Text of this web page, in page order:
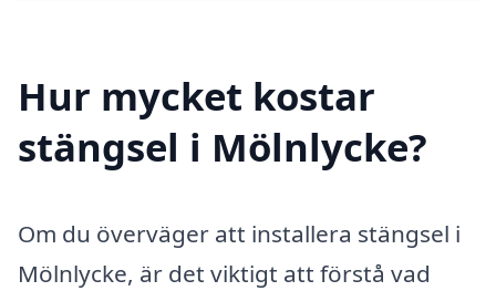
Hur mycket kostar
stängsel i Mölnlycke?
Om du överväger att installera stängsel i
Mölnlycke, är det viktigt att förstå vad